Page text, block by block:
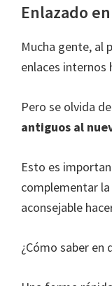
Enlazado
Mucha gente, al
enlaces internos
Pero se olvida de
antiguos al
Esto es
complementar
aconsejable
¿Cómo saber en